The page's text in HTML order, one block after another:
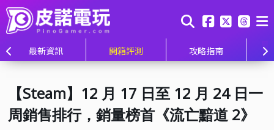
最新資訊 開箱評測 攻略指南
【Steam】12 月 17 日至 12 月 24 日一
周銷售排行，銷量榜首《流亡黯道 2》